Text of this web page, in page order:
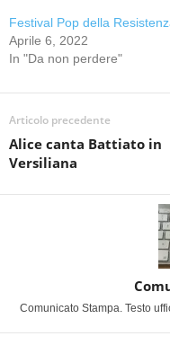
Festival Pop della
Aprile 6, 2022
In "Da non perdere"
Articolo precedente
Alice canta Battiato in
Versiliana
Comunicato Stampa. Testo